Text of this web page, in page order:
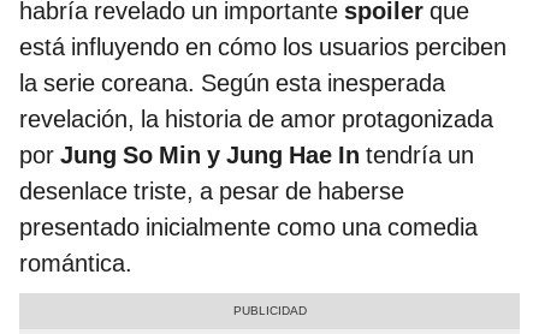
habría revelado un importante spoiler que
está influyendo en cómo los usuarios perciben
la serie coreana. Según esta inesperada
revelación, la historia de amor protagonizada
por Jung So Min y Jung Hae In tendría un
desenlace triste, a pesar de haberse
presentado inicialmente como una comedia
romántica.